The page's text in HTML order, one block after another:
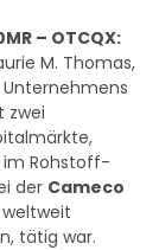
– OTCQX:
M. Thomas,
Unternehmens
zwei
im Rohstoff-
der Cameco
weltweit
tätig war.